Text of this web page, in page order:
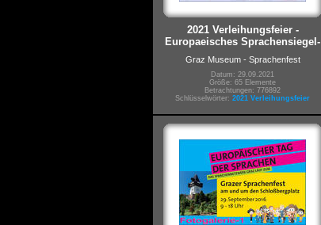
2021 Verleihungsfeier -
Europaeisches Sprachensiegel-
Graz Museum - Sprachenfest
Datum: 29.09.2021
Größe: 65 Elemente
Betrachtungen: 776892
Schlüsselwörter: 2021 Verleihungsfeier